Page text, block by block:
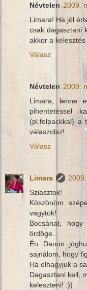
Névtelen 2009.
Limara! Ha jól
csak dagasztani
akkor a
Válasz
Névtelen 2009.
Limara, lenne
pihentetéssel
(pl.folpackkal) a
válaszolsz!
Válasz
Limara
Sziasztok!
Köszönöm
vagytok!
Bocsánat,
ördöge...
Én Danon
sajnálom, hogy
Ha elhagyjuk a
Dagasztani kell,
keleszteni! :))